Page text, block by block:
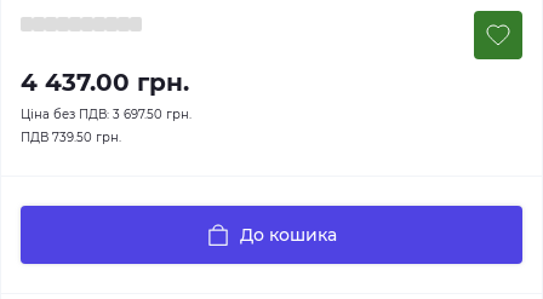
4 437.00 грн.
Ціна без ПДВ: 3 697.50 грн.
ПДВ 739.50 грн.
До кошика